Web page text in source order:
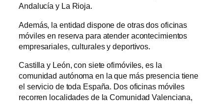
Andalucía y La Rioja.
Además, la entidad dispone de otras dos oficinas
móviles en reserva para atender acontecimientos
empresariales, culturales y deportivos.
Castilla y León, con siete ofimóviles, es la
comunidad autónoma en la que más presencia tiene
el servicio de toda España. Dos oficinas móviles
recorren localidades de la Comunidad Valenciana,